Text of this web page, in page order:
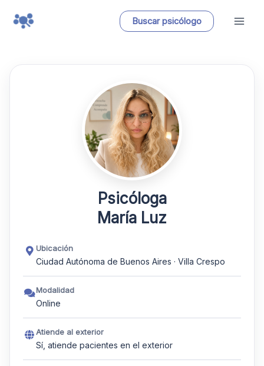
Buscar psicólogo
Psicóloga
María Luz
Ubicación
Ciudad Autónoma de Buenos Aires · Villa Crespo
Modalidad
Online
Atiende al exterior
Sí, atiende pacientes en el exterior